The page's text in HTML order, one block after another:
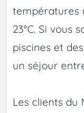
températures
23°C. Si vous
piscines et
un séjour
Les clients du